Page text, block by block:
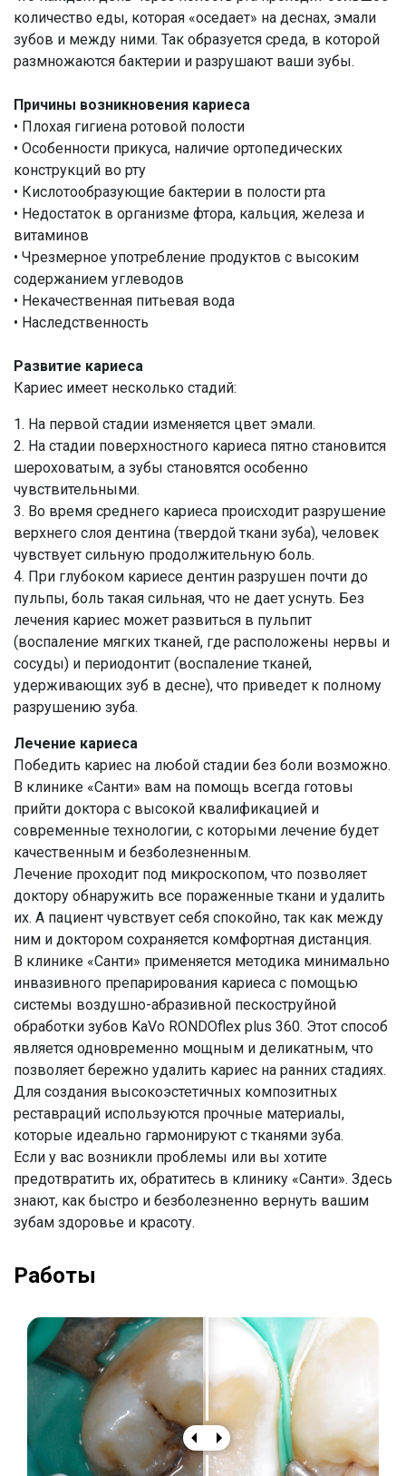
количество еды, которая «оседает» на деснах, эмали
зубов и между ними. Так образуется среда, в которой
размножаются бактерии и разрушают ваши зубы.
Причины возникновения кариеса
• Плохая гигиена ротовой полости
• Особенности прикуса, наличие ортопедических
конструкций во рту
• Кислотообразующие бактерии в полости рта
• Недостаток в организме фтора, кальция, железа и
витаминов
• Чрезмерное употребление продуктов с высоким
содержанием углеводов
• Некачественная питьевая вода
• Наследственность
Развитие кариеса
Кариес имеет несколько стадий:
1. На первой стадии изменяется цвет эмали.
2. На стадии поверхностного кариеса пятно становится
шероховатым, а зубы становятся особенно
чувствительными.
3. Во время среднего кариеса происходит разрушение
верхнего слоя дентина (твердой ткани зуба), человек
чувствует сильную продолжительную боль.
4. При глубоком кариесе дентин разрушен почти до
пульпы, боль такая сильная, что не дает уснуть. Без
лечения кариес может развиться в пульпит
(воспаление мягких тканей, где расположены нервы и
сосуды) и периодонтит (воспаление тканей,
удерживающих зуб в десне), что приведет к полному
разрушению зуба.
Лечение кариеса
Победить кариес на любой стадии без боли возможно.
В клинике «Санти» вам на помощь всегда готовы
прийти доктора с высокой квалификацией и
современные технологии, с которыми лечение будет
качественным и безболезненным.
Лечение проходит под микроскопом, что позволяет
доктору обнаружить все пораженные ткани и удалить
их. А пациент чувствует себя спокойно, так как между
ним и доктором сохраняется комфортная дистанция.
В клинике «Санти» применяется методика минимально
инвазивного препарирования кариеса с помощью
системы воздушно-абразивной пескоструйной
обработки зубов KaVo RONDOflex plus 360. Этот способ
является одновременно мощным и деликатным, что
позволяет бережно удалить кариес на ранних стадиях.
Для создания высокоэстетичных композитных
реставраций используются прочные материалы,
которые идеально гармонируют с тканями зуба.
Если у вас возникли проблемы или вы хотите
предотвратить их, обратитесь в клинику «Санти». Здесь
знают, как быстро и безболезненно вернуть вашим
зубам здоровье и красоту.
Работы